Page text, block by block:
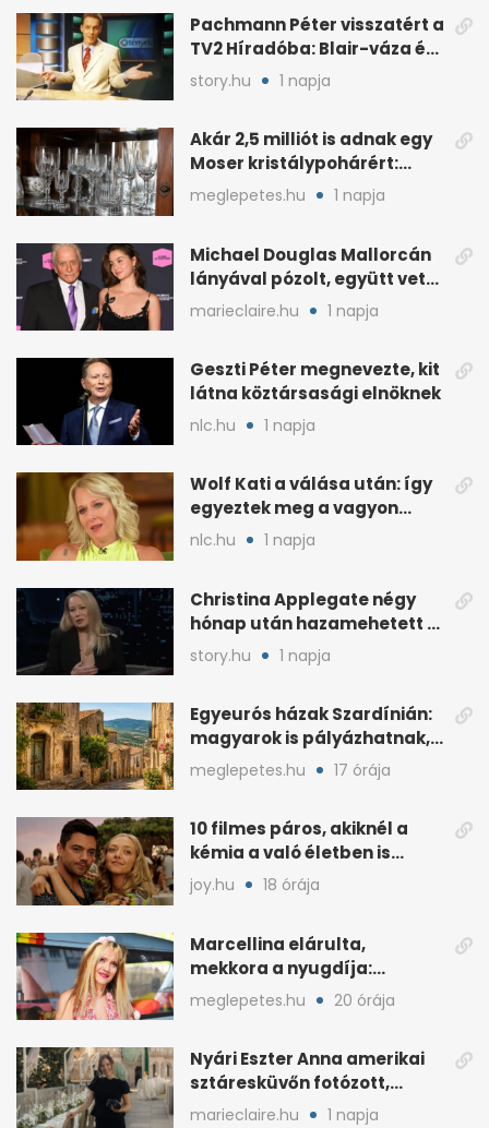
Pachmann Péter visszatért a
TV2 Híradóba: Blair-váza és
császári kézfogás
story.hu 1 napja
Akár 2,5 milliót is adnak egy
Moser kristálypohárért:
otthon is lapulhat
meglepetes.hu 1 napja
Michael Douglas Mallorcán
lányával pózolt, együtt vette
át az elismerést
marieclaire.hu 1 napja
Geszti Péter megnevezte, kit
látna köztársasági elnöknek
nlc.hu 1 napja
Wolf Kati a válása után: így
egyeztek meg a vagyon
megosztásáról
nlc.hu 1 napja
Christina Applegate négy
hónap után hazamehetett a
kórházból, de hallgatnak az
okokról
story.hu 1 napja
Egyeurós házak Szardínián:
magyarok is pályázhatnak,
de vannak feltételek
meglepetes.hu 17 órája
10 filmes páros, akiknél a
kémia a való életben is
féltékenységet szült
joy.hu 18 órája
Marcellina elárulta,
mekkora a nyugdíja:
„Ötvenezer forint”
meglepetes.hu 20 órája
Nyári Eszter Anna amerikai
sztáresküvőn fotózott,
kisbabája után pár
marieclaire.hu 1 napja